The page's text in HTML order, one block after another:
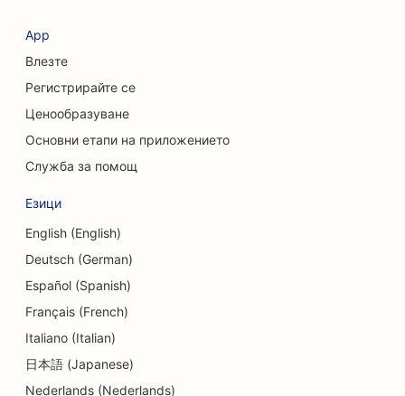
SEO за кафенета
SEO за козметични хирурзи
SEO за кредитни съюзи
SEO за консултантски фирми
SEO за Delis
SEO оптимизация за услуги за консултиране на
дългове
SEO оптимизация за услуги за обмен на валута
SEO за танцови студия
SEO за услуги за дермабразио
App
Влезте
Регистрирайте се
Ценообразуване
Основни етапи на приложението
Служба за помощ
Езици
English (English)
Deutsch (German)
Español (Spanish)
Français (French)
Italiano (Italian)
日本語 (Japanese)
Nederlands (Nederlands)